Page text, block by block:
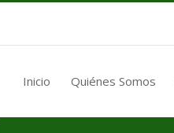
Inicio Quiénes Somos